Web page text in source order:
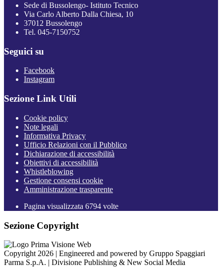
Sede di Bussolengo- Istituto Tecnico
Via Carlo Alberto Dalla Chiesa, 10
37012 Bussolengo
Tel. 045-7150752
Seguici su
Facebook
Instagram
Sezione Link Utili
Cookie policy
Note legali
Informativa Privacy
Ufficio Relazioni con il Pubblico
Dichiarazione di accessibilità
Obiettivi di accessibilità
Whistleblowing
Gestione consensi cookie
Amministrazione trasparente
Pagina visualizzata 6794 volte
Sezione Copyright
Copyright 2026 | Engineered and powered by Gruppo Spaggiari
Parma S.p.A. | Divisione Publishing & New Social Media